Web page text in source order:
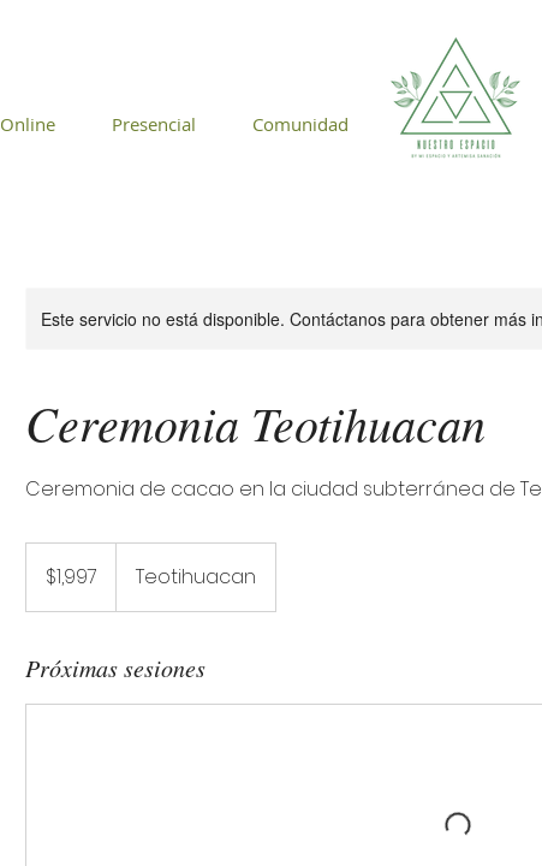
Online Presencial
Comunidad
Este servicio no está disponible. Contáctanos para obtener más
Ceremonia Teotihuacan
Ceremonia de cacao en la ciudad subterránea de
mexicanos
$1,997 Teotihuacan
Próximas sesiones